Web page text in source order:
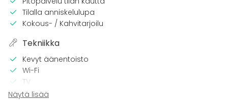
Tilalla anniskelulupa
Kokous- / Kahvitarjoilu
Tekniikka
Kevyt äänentoisto
Wi-Fi
TV
Näytä lisää